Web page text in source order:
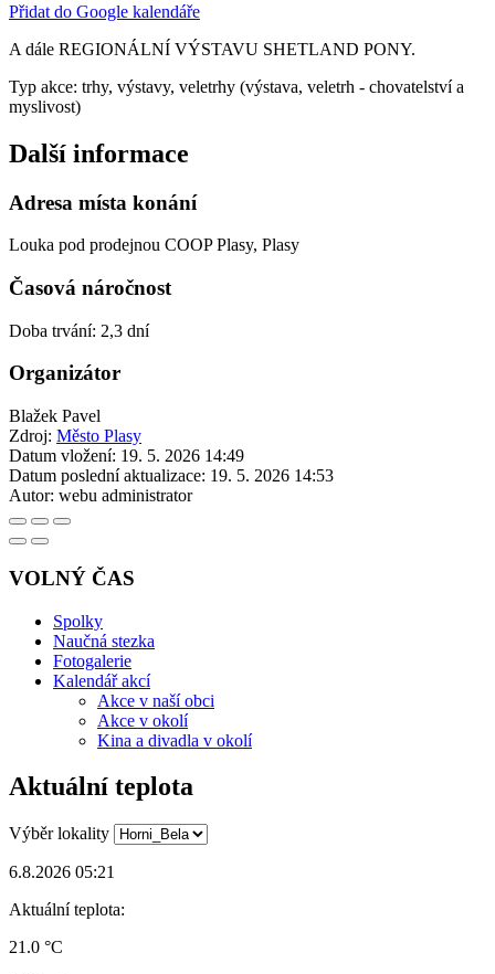
Přidat do Google kalendáře
A dále REGIONÁLNÍ VÝSTAVU SHETLAND PONY.
Typ akce: trhy, výstavy, veletrhy (výstava, veletrh - chovatelství a
myslivost)
Další informace
Adresa místa konání
Louka pod prodejnou COOP Plasy, Plasy
Časová náročnost
Doba trvání: 2,3 dní
Organizátor
Blažek Pavel
Zdroj: Město Plasy
Datum vložení: 19. 5. 2026 14:49
Datum poslední aktualizace: 19. 5. 2026 14:53
Autor: webu administrator
VOLNÝ ČAS
Spolky
Naučná stezka
Fotogalerie
Kalendář akcí
Akce v naší obci
Akce v okolí
Kina a divadla v okolí
Aktuální teplota
Výběr lokality
6.8.2026 05:21
Aktuální teplota:
21.0 °C